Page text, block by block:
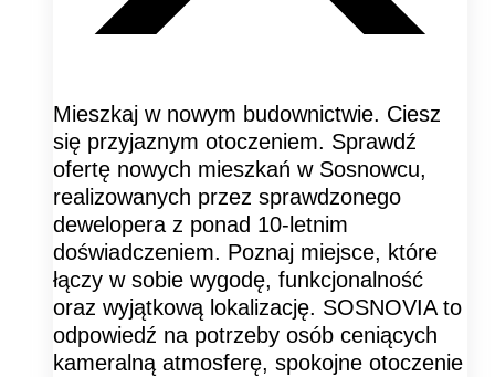
Mieszkaj w nowym budownictwie. Ciesz
się przyjaznym otoczeniem. Sprawdź
ofertę nowych mieszkań w Sosnowcu,
realizowanych przez sprawdzonego
dewelopera z ponad 10-letnim
doświadczeniem. Poznaj miejsce, które
łączy w sobie wygodę, funkcjonalność
oraz wyjątkową lokalizację. SOSNOVIA to
odpowiedź na potrzeby osób ceniących
kameralną atmosferę, spokojne otoczenie